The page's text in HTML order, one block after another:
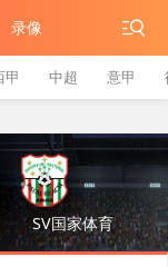
录像
甲 中超 意甲
SV国家体育